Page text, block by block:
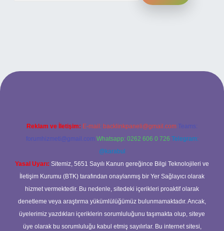
yeni giriş
Reklam ve İletişim: E-mail: backlinkpaneli@gmail.com Teams:
forumhizmeti@gmail.com Whatsapp: 0262 606 0 726 Telegram:
@karabul
Yasal Uyarı: Sitemiz, 5651 Sayılı Kanun gereğince Bilgi Teknolojileri ve
İletişim Kurumu (BTK) tarafından onaylanmış bir Yer Sağlayıcı olarak
hizmet vermektedir. Bu nedenle, sitedeki içerikleri proaktif olarak
denetleme veya araştırma yükümlülüğümüz bulunmamaktadır. Ancak,
üyelerimiz yazdıkları içeriklerin sorumluluğunu taşımakta olup, siteye
üye olarak bu sorumluluğu kabul etmiş sayılırlar. Bu internet sitesi,